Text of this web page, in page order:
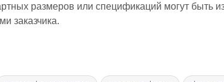
размеров или спецификаций могут быть
заказчика.